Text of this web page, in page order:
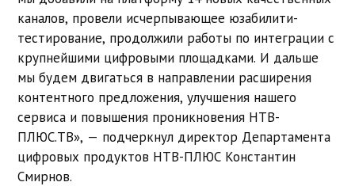
каналов, провели исчерпывающее юзабилити-
тестирование, продолжили работы по интеграции с
крупнейшими цифровыми площадками. И дальше
мы будем двигаться в направлении расширения
контентного предложения, улучшения нашего
сервиса и повышения проникновения НТВ-
ПЛЮС.ТВ», — подчеркнул директор Департамента
цифровых продуктов НТВ-ПЛЮС Константин
Смирнов.